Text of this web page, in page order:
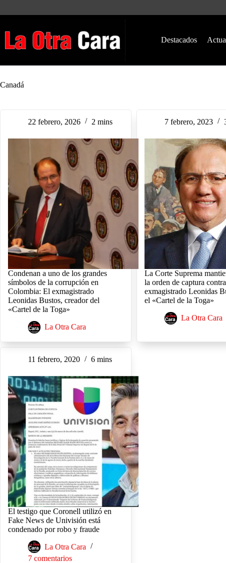
Destacados
Canadá
22 febrero, 2026 2 mins
Condenan a uno de los grandes
símbolos de la corrupción en
Colombia: El exmagistrado
Leonidas Bustos, creador del
«Cartel de la Toga»
La Otra Cara
7 febrero, 2023
La Corte Suprema
la orden de captura
exmagistrado Leonidas
el «Cartel de la Toga»
La Otra Cara
11 febrero, 2020 6 mins
El testigo que Coronell utilizó en
Fake News de Univisión está
condenado por robo y fraude
La Otra Cara
7 comentarios